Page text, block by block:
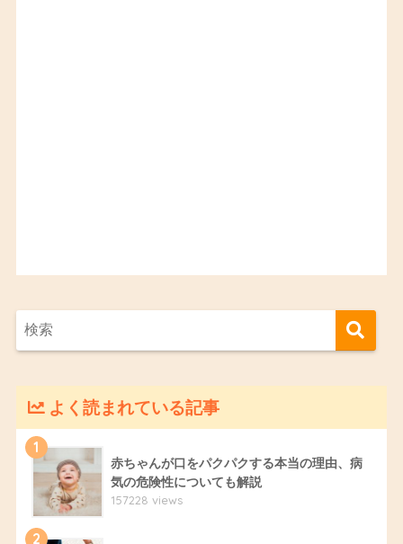
よく読まれている記事
1
赤ちゃんが口をパクパクする本当の理由、病
気の危険性についても解説
157228 views
2